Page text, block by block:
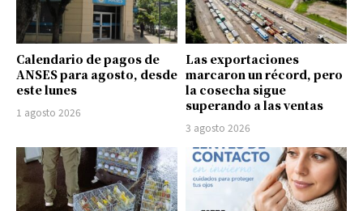
Calendario de pagos de
ANSES para agosto, desde
este lunes
1 agosto 2026
Las exportaciones
marcaron un récord, pero
la cosecha sigue
superando a las ventas
3 agosto 2026